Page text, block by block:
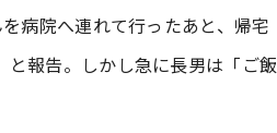
病院へ連れて行ったあと、帰宅
報告。しかし急に長男は「ご飯